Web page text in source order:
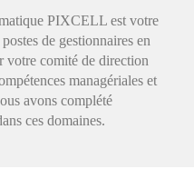
PIXCELL est votre
de gestionnaires en
votre comité de direction
managériales et
avons complété
ces domaines.